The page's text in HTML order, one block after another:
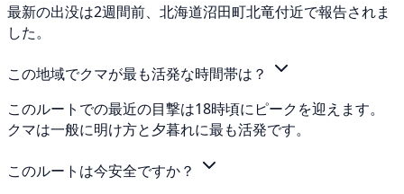
最新の出没は2週間前、北海道沼田町北竜付近で報告されま
した。
この地域でクマが最も活発な時間帯は？
このルートでの最近の目撃は18時頃にピークを迎えます。
クマは一般に明け方と夕暮れに最も活発です。
このルートは今安全ですか？